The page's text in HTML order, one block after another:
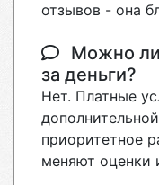
отзывов - она
Можно ли
за деньги?
Нет. Платные
приоритетное
меняют оценки